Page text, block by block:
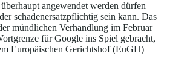
angewendet werden dürfen
schadenersatzpflichtig sein kann. Das
mündlichen Verhandlung im Februar
für Google ins Spiel gebracht,
Europäischen Gerichtshof (EuGH)